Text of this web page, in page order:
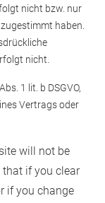
nicht bzw. nur
haben.
nicht.
1 lit. b DSGVO,
Vertrags oder
will not be
that if you clear
if you change